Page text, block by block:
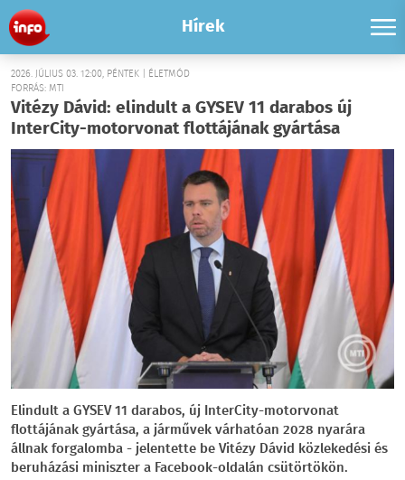
Hírek
2026. JÚLIUS 03. 12:00, PÉNTEK | ÉLETMÓD
FORRÁS: MTI
Vitézy Dávid: elindult a GYSEV 11 darabos új
InterCity-motorvonat flottájának gyártása
Elindult a GYSEV 11 darabos, új InterCity-motorvonat
flottájának gyártása, a járművek várhatóan 2028 nyarára
állnak forgalomba - jelentette be Vitézy Dávid közlekedési és
beruházási miniszter a Facebook-oldalán csütörtökön.